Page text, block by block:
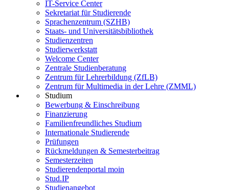
IT-Service Center
Sekretariat für Studierende
Sprachenzentrum (SZHB)
Staats- und Universitätsbibliothek
Studienzentren
Studierwerkstatt
Welcome Center
Zentrale Studienberatung
Zentrum für Lehrerbildung (ZfLB)
Zentrum für Multimedia in der Lehre (ZMML)
Studium
Bewerbung & Einschreibung
Finanzierung
Familienfreundliches Studium
Internationale Studierende
Prüfungen
Rückmeldungen & Semesterbeitrag
Semesterzeiten
Studierendenportal moin
Stud.IP
Studienangebot